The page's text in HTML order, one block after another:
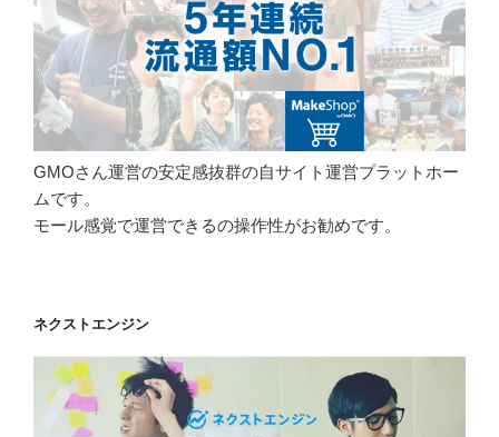
GMOさん運営の安定感抜群の自サイト運営プラットホー
ムです。
モール感覚で運営できるの操作性がお勧めです。
ネクストエンジン